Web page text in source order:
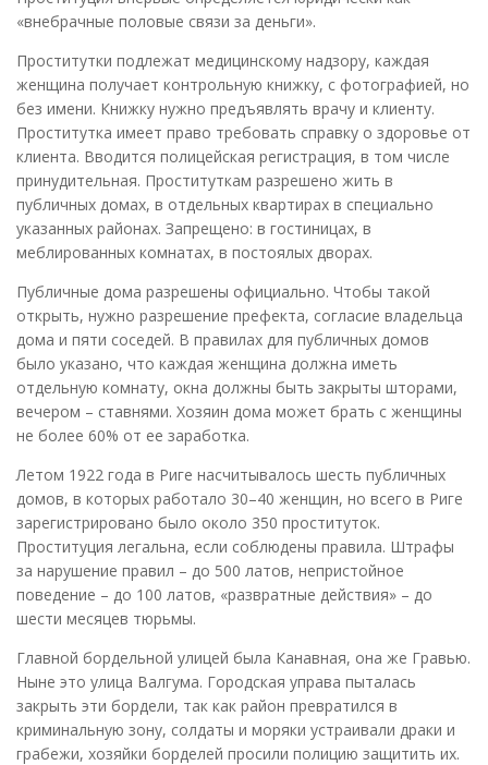
«внебрачные половые связи за деньги».
Проститутки подлежат медицинскому надзору, каждая
женщина получает контрольную книжку, с фотографией, но
без имени. Книжку нужно предъявлять врачу и клиенту.
Проститутка имеет право требовать справку о здоровье от
клиента. Вводится полицейская регистрация, в том числе
принудительная. Проституткам разрешено жить в
публичных домах, в отдельных квартирах в специально
указанных районах. Запрещено: в гостиницах, в
меблированных комнатах, в постоялых дворах.
Публичные дома разрешены официально. Чтобы такой
открыть, нужно разрешение префекта, согласие владельца
дома и пяти соседей. В правилах для публичных домов
было указано, что каждая женщина должна иметь
отдельную комнату, окна должны быть закрыты шторами,
вечером – ставнями. Хозяин дома может брать с женщины
не более 60% от ее заработка.
Летом 1922 года в Риге насчитывалось шесть публичных
домов, в которых работало 30–40 женщин, но всего в Риге
зарегистрировано было около 350 проституток.
Проституция легальна, если соблюдены правила. Штрафы
за нарушение правил – до 500 латов, непристойное
поведение – до 100 латов, «развратные действия» – до
шести месяцев тюрьмы.
Главной бордельной улицей была Канавная, она же Гравью.
Ныне это улица Валгума. Городская управа пыталась
закрыть эти бордели, так как район превратился в
криминальную зону, солдаты и моряки устраивали драки и
грабежи, хозяйки борделей просили полицию защитить их.